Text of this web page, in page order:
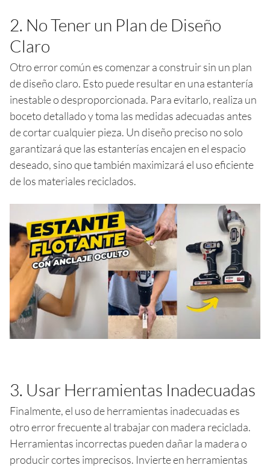
2. No Tener un Plan de Diseño
Claro
Otro error común es comenzar a construir sin un plan
de diseño claro. Esto puede resultar en una estantería
inestable o desproporcionada. Para evitarlo, realiza un
boceto detallado y toma las medidas adecuadas antes
de cortar cualquier pieza. Un diseño preciso no solo
garantizará que las estanterías encajen en el espacio
deseado, sino que también maximizará el uso eficiente
de los materiales reciclados.
3. Usar Herramientas Inadecuadas
Finalmente, el uso de herramientas inadecuadas es
otro error frecuente al trabajar con madera reciclada.
Herramientas incorrectas pueden dañar la madera o
producir cortes imprecisos. Invierte en herramientas